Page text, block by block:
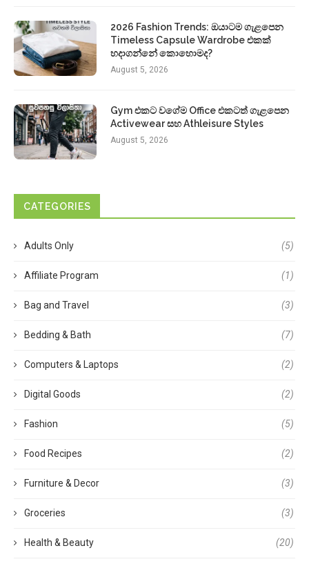
2026 Fashion Trends: ඔයාටම ගැළපෙන
Timeless Capsule Wardrobe එකක්
හදාගන්නේ කොහොමද?
August 5, 2026
Gym එකට වගේම Office එකටත් ගැළපෙන
Activewear සහ Athleisure Styles
August 5, 2026
CATEGORIES
Adults Only (5)
Affiliate Program (1)
Bag and Travel (3)
Bedding & Bath (7)
Computers & Laptops (2)
Digital Goods (2)
Fashion (5)
Food Recipes (2)
Furniture & Decor (3)
Groceries (3)
Health & Beauty (20)